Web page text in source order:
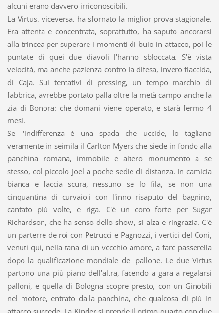
alcuni erano davvero irriconoscibili.
La Virtus, viceversa, ha sfornato la miglior prova stagionale.
Era attenta e concentrata, soprattutto, ha saputo ancorarsi
alla trincea per superare i momenti di buio in attacco, poi le
puntate di quei due diavoli l'hanno sbloccata. S'è vista
velocità, ma anche pazienza contro la difesa, invero flaccida,
di Caja. Sui tentativi di pressing, un tempo marchio di
fabbrica, avrebbe portato palla oltre la metà campo anche la
zia di Bonora: che domani viene operato, e starà fermo 4
mesi.
Se l'indifferenza è una spada che uccide, lo tagliano
veramente in seimila il Carlton Myers che siede in fondo alla
panchina romana, immobile e altero monumento a se
stesso, col piccolo Joel a poche sedie di distanza. In camicia
bianca e faccia scura, nessuno se lo fila, se non una
cinquantina di curvaioli con l'inno risaputo del bagnino,
cantato più volte, e riga. C'è un coro forte per Sugar
Richardson, che ha senso dello show, si alza e ringrazia. C'è
un parterre de roi con Petrucci e Pagnozzi, i vertici del Coni,
venuti qui, nella tana di un vecchio amore, a fare passerella
dopo la qualificazione mondiale del pallone. Le due Virtus
partono una più piano dell'altra, facendo a gara a regalarsi
palloni, e quella di Bologna scopre presto, con un Ginobili
nel motore, entrato dalla panchina, che qualcosa di più in
attacco succede. La Kinder si prende il primo quarto con due